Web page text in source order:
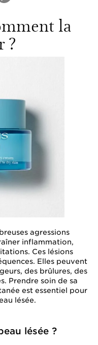
la
?
agressions
inflammation,
Ces lésions
Elles peuvent
des brûlures, des
Prendre soin de sa
est essentiel pour
lésée.
lésée ?